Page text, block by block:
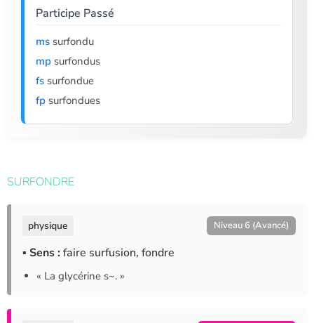
Participe Passé
ms surfondu
mp surfondus
fs surfondue
fp surfondues
SURFONDRE
physique Niveau 6 (Avancé)
▪ Sens : faire surfusion, fondre
« La glycérine s~. »